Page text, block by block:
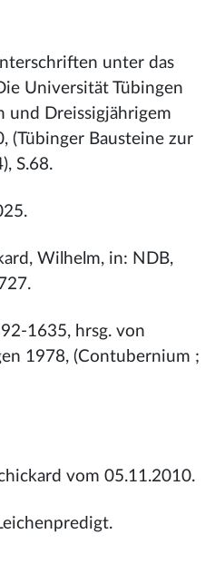
unter das
Universität Tübingen
und Dreissigjährigem
(Tübinger Bausteine zur
S.68.
Wilhelm, in: NDB,
1635, hrsg. von
1978, (Contubernium ;
vom 05.11.2010.